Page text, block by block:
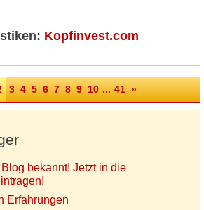
Kopfinvest.com
3 4 5 6 7 8 9 10 ... 41 »
bekannt! Jetzt in die
Erfahrungen